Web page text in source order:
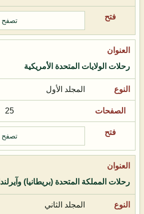
تصفح
رحلات الولايات المتحدة الأمريكية
المجلد الأول
25
تصفح
رحلات المملكة المتحدة (بريطانيا) وآيرلندا
المجلد الثاني